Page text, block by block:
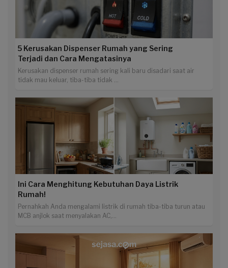
5 Kerusakan Dispenser Rumah yang Sering
Terjadi dan Cara Mengatasinya
Kerusakan dispenser rumah sering kali baru disadari saat air
tidak mau keluar, tiba-tiba tidak ...
Ini Cara Menghitung Kebutuhan Daya Listrik
Rumah!
Pernahkah Anda mengalami listrik di rumah tiba-tiba turun atau
MCB anjlok saat menyalakan AC,...